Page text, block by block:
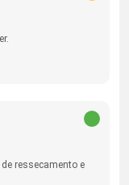
ressecamento e